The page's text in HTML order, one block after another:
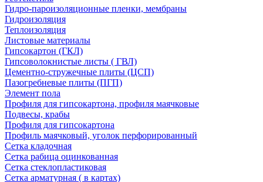
Гидро-пароизоляционные пленки, мембраны
Гидроизоляция
Теплоизоляция
Листовые материалы
Гипсокартон (ГКЛ)
Гипсоволокнистые листы ( ГВЛ)
Цементно-стружечные плиты (ЦСП)
Пазогребневые плиты (ПГП)
Элемент пола
Профиля для гипсокартона, профиля маячковые
Подвесы, крабы
Профиля для гипсокартона
Профиль маячковый, уголок перфорированный
Сетка кладочная
Сетка рабица оцинкованная
Сетка стеклопластиковая
Сетка арматурная ( в картах)